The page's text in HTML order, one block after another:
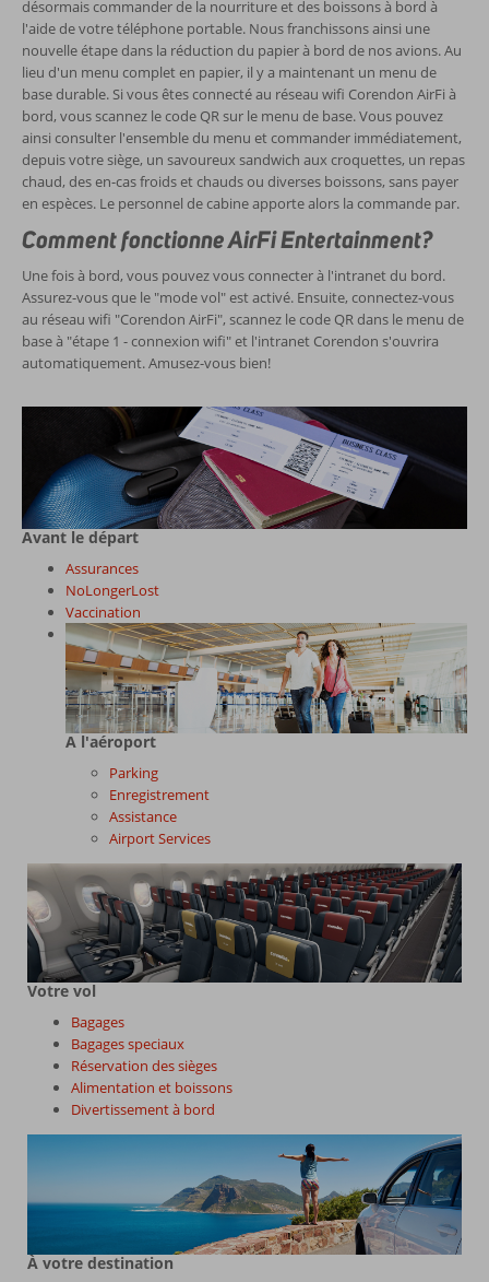
désormais commander de la nourriture et des boissons à bord à
l'aide de votre téléphone portable. Nous franchissons ainsi une
nouvelle étape dans la réduction du papier à bord de nos avions. Au
lieu d'un menu complet en papier, il y a maintenant un menu de
base durable. Si vous êtes connecté au réseau wifi Corendon AirFi à
bord, vous scannez le code QR sur le menu de base. Vous pouvez
ainsi consulter l'ensemble du menu et commander immédiatement,
depuis votre siège, un savoureux sandwich aux croquettes, un repas
chaud, des en-cas froids et chauds ou diverses boissons, sans payer
en espèces. Le personnel de cabine apporte alors la commande par.
Comment fonctionne AirFi Entertainment?
Une fois à bord, vous pouvez vous connecter à l'intranet du bord.
Assurez-vous que le "mode vol" est activé. Ensuite, connectez-vous
au réseau wifi "Corendon AirFi", scannez le code QR dans le menu de
base à "étape 1 - connexion wifi" et l'intranet Corendon s'ouvrira
automatiquement. Amusez-vous bien!
Avant le départ
Assurances
NoLongerLost
Vaccination
A l'aéroport
Parking
Enregistrement
Assistance
Airport Services
Votre vol
Bagages
Bagages speciaux
Réservation des sièges
Alimentation et boissons
Divertissement à bord
À votre destination